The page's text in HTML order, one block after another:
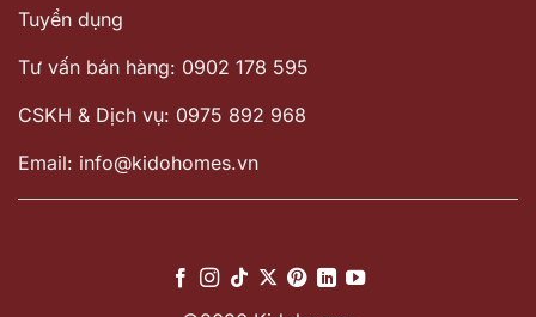
Tuyển dụng
Tư vấn bán hàng: 0902 178 595
CSKH & Dịch vụ: 0975 892 968
Email: info@kidohomes.vn